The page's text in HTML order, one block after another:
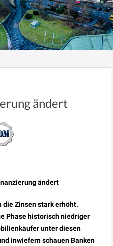
ändert
ändert
die Zinsen stark erhöht.
Phase historisch niedriger
unter diesen
inwiefern schauen Banken